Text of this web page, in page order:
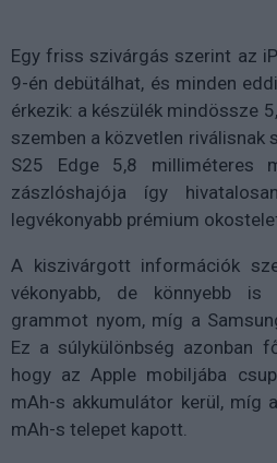
Egy friss szivárgás szerint az
9-én debütálhat, és minden
érkezik: a készülék mindössze
szemben a közvetlen riválisnak
S25 Edge 5,8 milliméteres
zászlóshajója így
legvékonyabb prémium
A kiszivárgott információk
vékonyabb, de könnyebb
grammot nyom, míg a
Ez a súlykülönbség azonban
hogy az Apple mobiljába
mAh-s akkumulátor kerül, míg
mAh-s telepet kapott.